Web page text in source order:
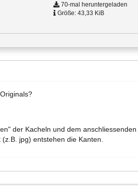
70-mal heruntergeladen
Größe: 43,33 KiB
der Kacheln und dem
jpg) entstehen die Kanten.